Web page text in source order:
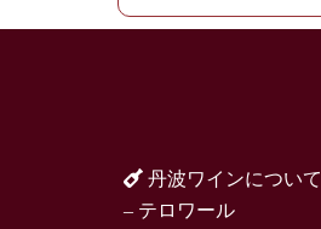
丹波ワインについて
– テロワール